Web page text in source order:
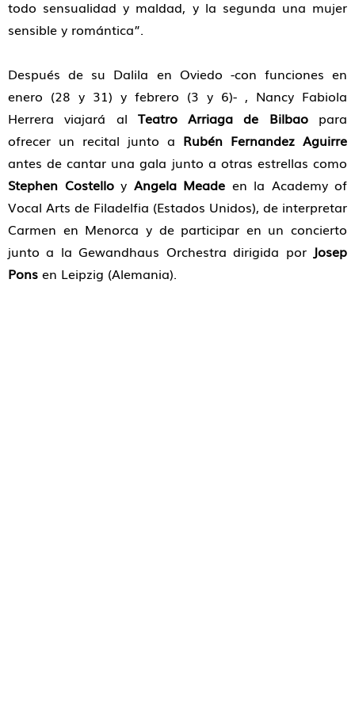
todo sensualidad y maldad, y la segunda una mujer
sensible y romántica”.
Después de su Dalila en Oviedo -con funciones en
enero (28 y 31) y febrero (3 y 6)- , Nancy Fabiola
Herrera viajará al Teatro Arriaga de Bilbaopara
ofrecer un recital junto a Rubén Fernandez Aguirre
antes de cantar una gala junto a otras estrellas como
Stephen Costelloy Angela Meade en la Academy of
Vocal Arts de Filadelfia (Estados Unidos), de interpretar
Carmen en Menorca y de participar en un concierto
junto a la Gewandhaus Orchestra dirigida por Josep
Pons en Leipzig (Alemania).